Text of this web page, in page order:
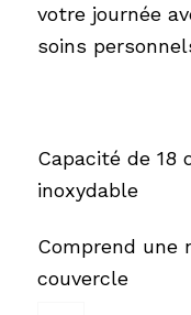
votre journée
soins
Capacité de 18
inoxydable
Comprend une
couvercle